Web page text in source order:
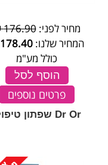
מחיר לפני:176.90 ₪
המחיר שלנו:178.40
כולל מע"מ
הוסף לסל
פרטים נוספים
Dr Or שפתון טיפולי